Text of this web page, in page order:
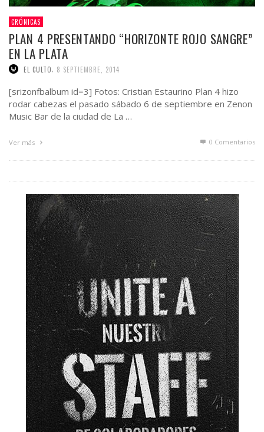
CRÓNICAS
PLAN 4 PRESENTANDO “HORIZONTE ROJO SANGRE”
EN LA PLATA
EL CULTO 8 SEPTIEMBRE, 2014
[srizonfbalbum id=3] Fotos: Cristian Estaurino Plan 4 hizo
rodar cabezas el pasado sábado 6 de septiembre en Zenon
Music Bar de la ciudad de La …
Ver más 0 Comentarios